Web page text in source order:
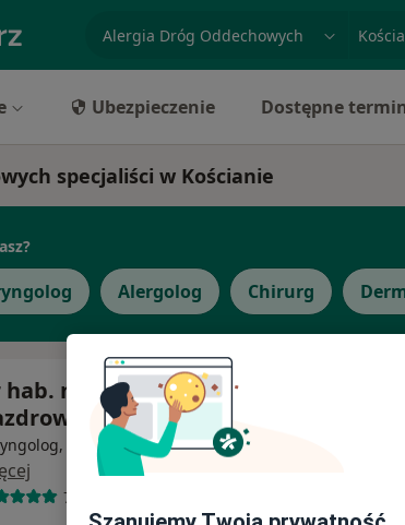
specjalizacja, badanie lub nazwisko
Ubezpieczenie Dostępne
specjaliści w Kościanie
Alergolog Chirurg
hab. n. med. Jakub
Laryngolog dziecięcy·
730 opinii